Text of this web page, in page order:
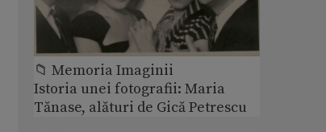
📁 Memoria Imaginii
Istoria unei fotografii: Maria
Tănase, alături de Gică Petrescu